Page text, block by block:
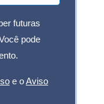
futuras
pode
e oAviso